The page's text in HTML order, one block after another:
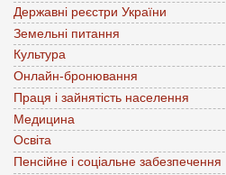
Державні реєстри України
Земельні питання
Культура
Онлайн-бронювання
Праця і зайнятість населення
Медицина
Освіта
Пенсійне і соціальне забезпечення